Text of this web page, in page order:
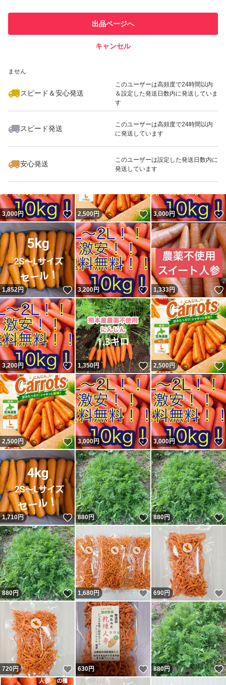
での取引実績があります
ません
スピード＆安心発送
このユーザーは高頻度で24時間以内
＆設定した発送日数内に発送していま
す
スピード発送
このユーザーは高頻度で24時間以内
に発送しています
安心発送
このユーザーは設定した発送日数内に
発送しています
出品ページへ
キャンセル
いいね！
2,580
3,000円 いいね！
2,500円 いいね！
3,000円
1,852円 いいね！
3,200円 いいね！
1,333円
3,200円 いいね！
1,350円 いいね！
2,500円
2,500円 いいね！
3,000円 いいね！
3,000円
1,710円 いいね！
880円 いいね！
880円
880円 いいね！
1,680円 いいね！
690円
720円 いいね！
630円 いいね！
880円